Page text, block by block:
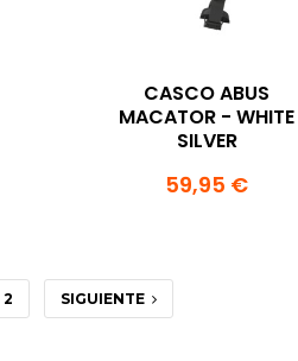
CASCO ABUS
MACATOR - WHITE
SILVER
59,95 €
2 SIGUIENTE